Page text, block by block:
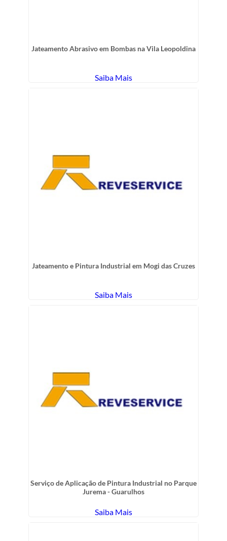
Jateamento Abrasivo em Bombas na Vila Leopoldina
Saiba Mais
Jateamento e Pintura Industrial em Mogi das Cruzes
Saiba Mais
Serviço de Aplicação de Pintura Industrial no Parque
Jurema - Guarulhos
Saiba Mais